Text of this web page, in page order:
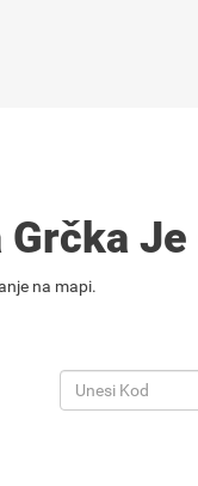
Grčka Je
na mapi.